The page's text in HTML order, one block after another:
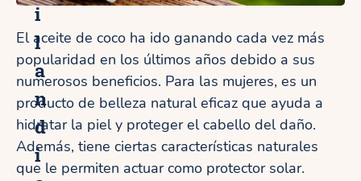
i
l
a
n
d
i
El aceite de coco ha ido ganando cada vez más
popularidad en los últimos años debido a sus
numerosos beneficios. Para las mujeres, es un
producto de belleza natural eficaz que ayuda a
hidratar la piel y proteger el cabello del daño.
Además, tiene ciertas características naturales
que le permiten actuar como protector solar.